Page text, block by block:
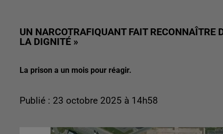
UN NARCOTRAFIQUANT FAIT RECONNAÎTRE
LA DIGNITÉ »
La prison a un mois pour réagir.
Publié : 23 octobre 2025 à 14h58